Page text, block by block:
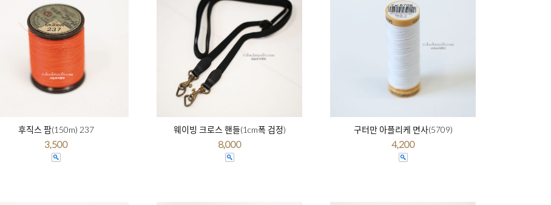
후직스 팜(150m) 237
3,500
웨이빙 크로스 핸들(1cm폭 검정)
8,000
구터만 아플리케 면사(5709)
4,200